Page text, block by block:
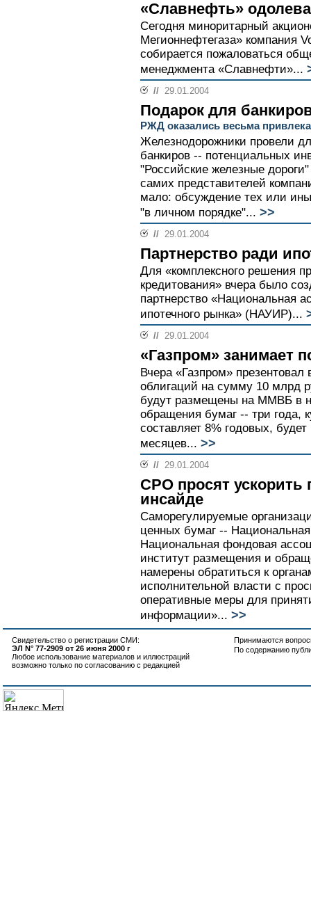
«Славнефть»
Сегодня миноритарный
Мегионнефтегаза» компания
собирается пожаловаться
менеджмента «Славнефти»...
// 29.01.2004
Подарок для
РЖД оказались весьма
Железнодорожники провели
банкиров -- потенциальных
"Российские железные
самих представителей
мало: обсуждение тех или
"в личном порядке"... >>
// 29.01.2004
Партнерство ради
Для «комплексного решения
кредитования» вчера было
партнерство «Национальная
ипотечного рынка» (НАУИР)...
// 29.01.2004
«Газпром» занимает
Вчера «Газпром»
облигаций на сумму 10 млрд
будут размещены на ММВБ в
обращения бумаг -- три года,
составляет 8% годовых,
месяцев... >>
// 29.01.2004
СРО просят ускорить
инсайде
Саморегулируемые
ценных бумаг --
Национальная фондовая
институт размещения и
намерены обратиться к
исполнительной власти с
оперативные меры для
информации»... >>
Свидетельство о регистрации СМИ:
ЭЛ N° 77-2909 от 26 июня 2000 г
Любое использование материалов и иллюстраций
возможно только по согласованию с редакцией
Принимаются
По содержанию